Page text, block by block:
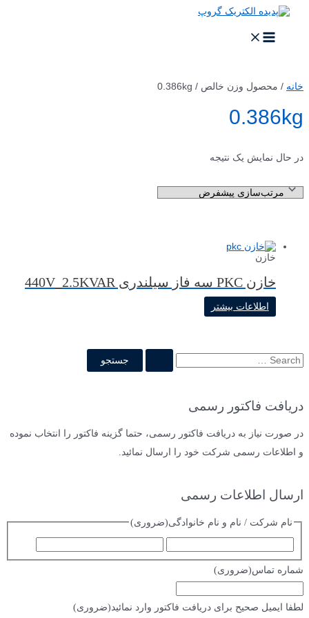
پرش
MAIN
MENU
ج
ج
و
ب
ا
:
دریافت فاکتور رسمی
در صورت نیاز به دریافت فاکتور رسمی، حتما گزینه فاکتور را انتخاب نموده
و اطلاعات رسمی شرکت خود را ارسال نمائید.
ارسال اطلاعات رسمی
نام شرکت / نام و نام خانوادگی(ضروری)
س
ا
شماره تماس(ضروری)
لطفا ایمیل صحیح برای دریافت فاکتور وارد نمائید(ضروری)
خانه / محصول وزن خالص / 0.386kg
0.386kg
در حال نمایش یک نتیجه
خازن
خازن PKC سه فاز سیلندری 440V_2.5KVAR
اطلاعات بیشتر